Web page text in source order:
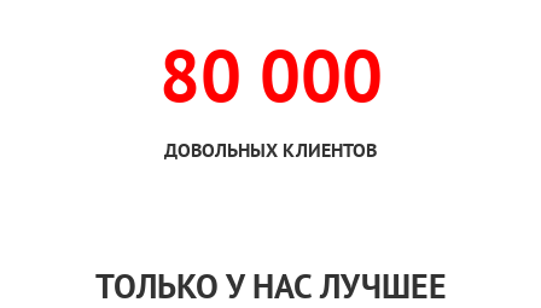
80 000
ДОВОЛЬНЫХ КЛИЕНТОВ
ТОЛЬКОУ НАСЛУЧШЕЕ